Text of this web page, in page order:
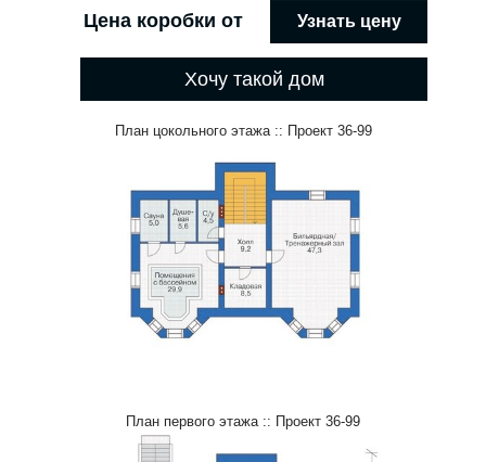
Цена коробки от Узнать цену
Хочу такой дом
План цокольного этажа :: Проект 36-99
План первого этажа :: Проект 36-99